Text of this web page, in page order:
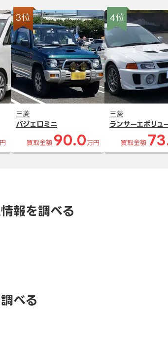
3位
三菱
パジェロミニ
買取金額 90.0 万円
4位
三菱
ランサーエボリュ
買取金額
報を調べる
べる